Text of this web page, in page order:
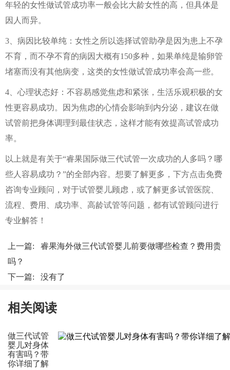
年轻的女性做试管成功率一般会比大龄女性的高，但具体是
因人而异。
3、病因比较单纯：女性之所以选择试管助孕是因为患上不孕
不育，而不孕不育的病因大概有150多种，如果单纯是输卵管
堵塞而没有其他病变，这类的女性做试管成功率会高一些。
4、心理状态好：不容易感觉焦虑和紧张，生活乐观积极的女
性更容易成功。因为焦虑的心情会影响到内分泌，建议在做
试管前把身体调理到最佳状态，这样才能有效提高试管成功
率。
以上就是有关于“睿果国际做三代试管一次成功的人多吗？哪
些人容易成功？”的全部内容。想要了解更多，下方点击免费
咨询专业顾问，对于试管婴儿顾虑，或了解更多试管医院、
流程、费用、成功率、高龄试管等问题，都有试管顾问进行
专业解答！
上一篇: 睿果海外做三代试管婴儿前要做哪些检查？费用贵
吗？
下一篇: 没有了
相关阅读
做三代试管
婴儿对身体
有害吗？带
你详细了解